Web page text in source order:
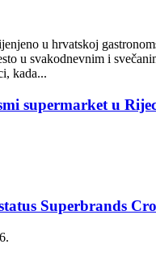
u hrvatskoj
u svakodnevnim i
kada...
supermarket u
Superbrands